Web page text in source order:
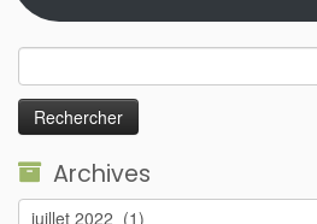
Rechercher :
Archives
Archives